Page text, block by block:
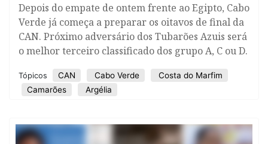
Depois do empate de ontem frente ao Egipto, Cabo
Verde já começa a preparar os oitavos de final da
CAN. Próximo adversário dos Tubarões Azuis será
o melhor terceiro classificado dos grupo A, C ou D.
Tópicos CAN Cabo Verde
Costa do Marfim
Camarões
Argélia